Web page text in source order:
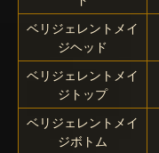
ベリジェレントメイ
ジヘッド
ベリジェレントメイ
ジトップ
ベリジェレントメイ
ジボトム